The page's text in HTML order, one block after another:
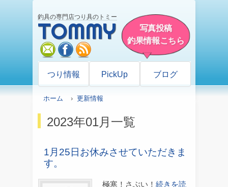
釣具の専門店つり具のトミー
TOMMY
mail facebook
写真投稿
釣果情報こちら
つり情報 PickUp ブログ
ホーム › 更新情報
2023年01月一覧
1月25日お休みさせていただきま
す。
極寒！さぶい！ 続きを読